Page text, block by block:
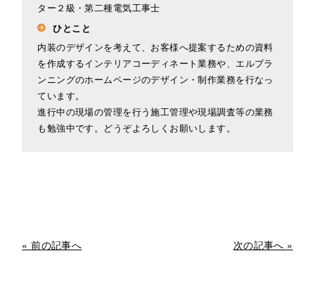
ター２級・第二種電気工事士
ひとこと
内装のデザインを考えて、お客様へ提案するための資料
を作成するインテリアコーディネート業務や、エルプラ
ンニングのホームページのデザイン・制作業務を行なっ
ています。
進行中の現場の管理を行う施工管理や現場調査等の業務
も勉強中です。どうぞよろしくお願いします。
« 前の記事へ 次の記事へ »